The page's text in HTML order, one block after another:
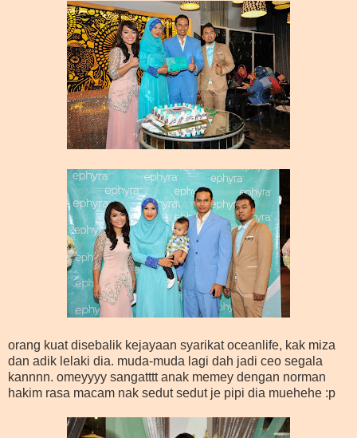
orang kuat disebalik kejayaan syarikat oceanlife, kak miza
dan adik lelaki dia. muda-muda lagi dah jadi ceo segala
kannnn. omeyyyy sangatttt anak memey dengan norman
hakim rasa macam nak sedut sedut je pipi dia muehehe :p